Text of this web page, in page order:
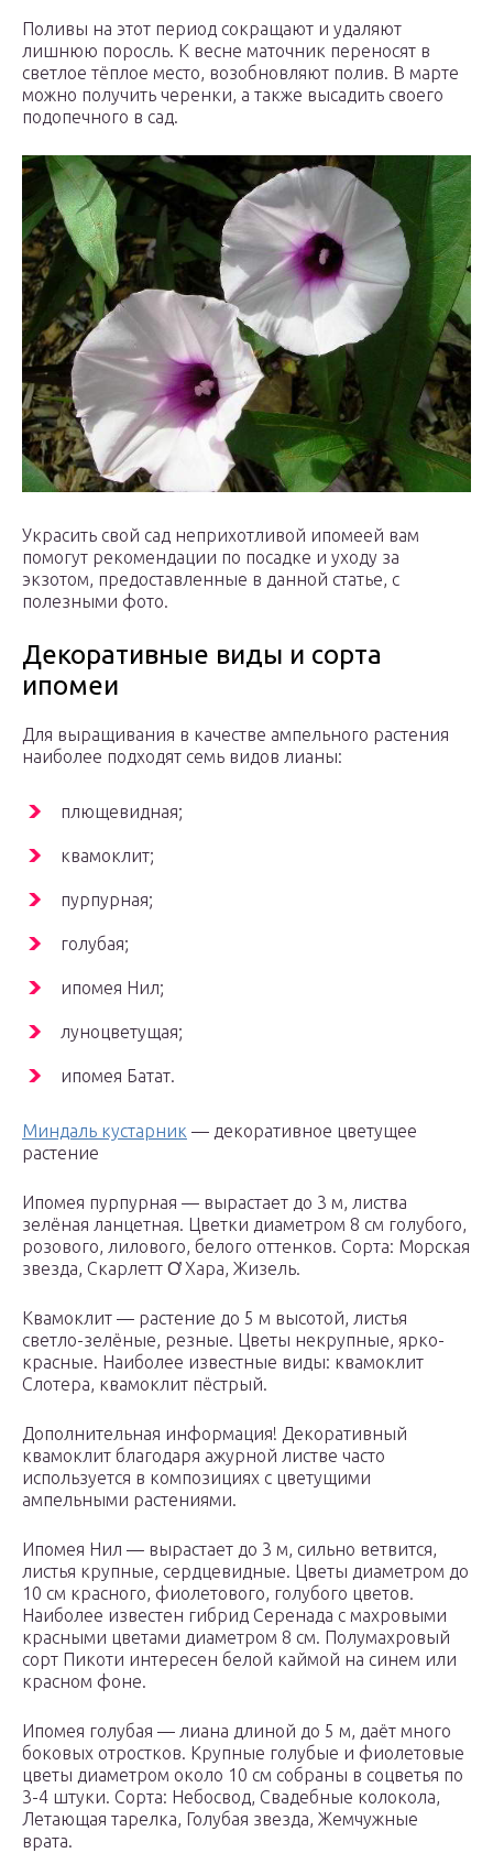
Поливы на этот период сокращают и удаляют
лишнюю поросль. К весне маточник переносят в
светлое тёплое место, возобновляют полив. В марте
можно получить черенки, а также высадить своего
подопечного в сад.
Украсить свой сад неприхотливой ипомеей вам
помогут рекомендации по посадке и уходу за
экзотом, предоставленные в данной статье, с
полезными фото.
Декоративные виды и сорта
ипомеи
Для выращивания в качестве ампельного растения
наиболее подходят семь видов лианы:
плющевидная;
квамоклит;
пурпурная;
голубая;
ипомея Нил;
луноцветущая;
ипомея Батат.
Миндаль кустарник — декоративное цветущее
растение
Ипомея пурпурная — вырастает до 3 м, листва
зелёная ланцетная. Цветки диаметром 8 см голубого,
розового, лилового, белого оттенков. Сорта: Морская
звезда, Скарлетт О̕ Хара, Жизель.
Квамоклит — растение до 5 м высотой, листья
светло-зелёные, резные. Цветы некрупные, ярко-
красные. Наиболее известные виды: квамоклит
Слотера, квамоклит пёстрый.
Дополнительная информация! Декоративный
квамоклит благодаря ажурной листве часто
используется в композициях с цветущими
ампельными растениями.
Ипомея Нил — вырастает до 3 м, сильно ветвится,
листья крупные, сердцевидные. Цветы диаметром до
10 см красного, фиолетового, голубого цветов.
Наиболее известен гибрид Серенада с махровыми
красными цветами диаметром 8 см. Полумахровый
сорт Пикоти интересен белой каймой на синем или
красном фоне.
Ипомея голубая — лиана длиной до 5 м, даёт много
боковых отростков. Крупные голубые и фиолетовые
цветы диаметром около 10 см собраны в соцветья по
3-4 штуки. Сорта: Небосвод, Свадебные колокола,
Летающая тарелка, Голубая звезда, Жемчужные
врата.